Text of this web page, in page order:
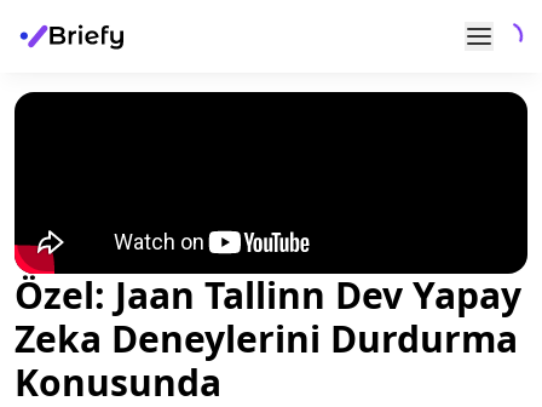
Özel: Jaan Tallinn Dev Yapay
Zeka Deneylerini Durdurma
Konusunda